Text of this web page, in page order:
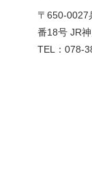
〒650-0027
番18号 JR
TEL：078-